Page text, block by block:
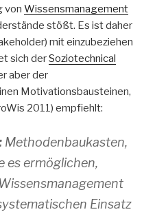
von Wissensmanagement
stößt. Es ist daher
mit einzubeziehen
sich derSoziotechnical
aber der
Motivationsbausteinen,
2011) empfiehlt:
Methodenbaukasten,
es ermöglichen,
Einsatz